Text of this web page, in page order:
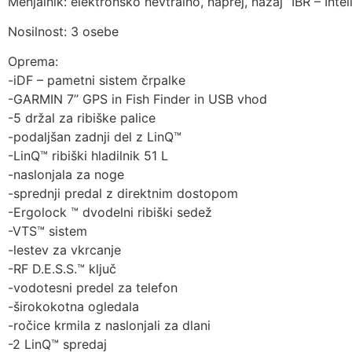
Nosilnost: 3 osebe
Oprema:
-iDF – pametni sistem črpalke
-GARMIN 7’’ GPS in Fish Finder in USB vhod
-5 držal za ribiške palice
-podaljšan zadnji del z LinQ™
-LinQ™ ribiški hladilnik 51 L
-naslonjala za noge
-sprednji predal z direktnim dostopom
-Ergolock ™ dvodelni ribiški sedež
-VTS™ sistem
-lestev za vkrcanje
-RF D.E.S.S.™ ključ
-vodotesni predel za telefon
-širokokotna ogledala
-ročice krmila z naslonjali za dlani
-2 LinQ™ spredaj